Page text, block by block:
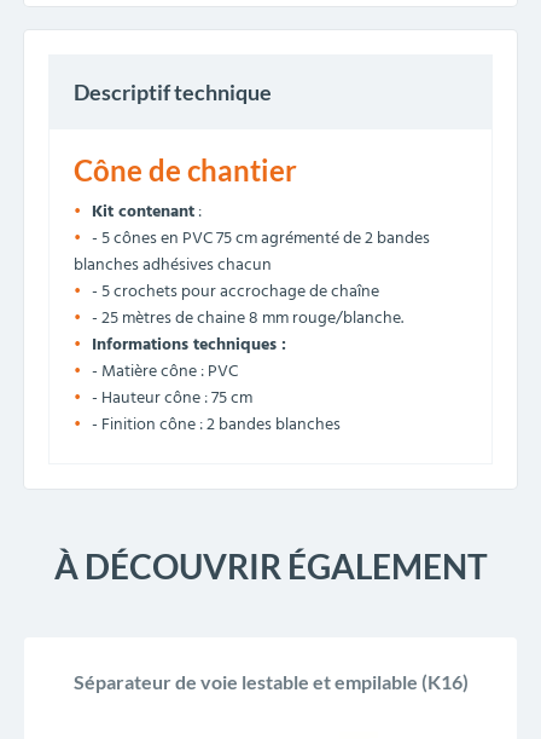
Descriptif technique
Cône de chantier
Kit contenant:
- 5 cônes en PVC 75 cm agrémenté de 2 bandes
blanches adhésives chacun
- 5 crochets pour accrochage de chaîne
- 25 mètres de chaine 8 mm rouge/blanche.
Informations techniques :
- Matière cône :PVC
- Hauteur cône : 75 cm
- Finition cône : 2 bandes blanches
À DÉCOUVRIR ÉGALEMENT
Séparateur de voie lestable et empilable (K16)